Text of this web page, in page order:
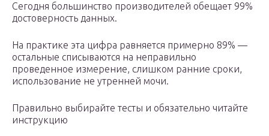
Сегодня большинство производителей обещает 99%
достоверность данных.
На практике эта цифра равняется примерно 89% —
остальные списываются на неправильно
проведенное измерение, слишком ранние сроки,
использование не утренней мочи.
Правильно выбирайте тесты и обязательно читайте
инструкцию